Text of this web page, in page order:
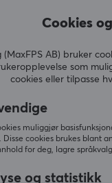
Cookies
(MaxFPS AB) bruker
som
cookies eller tilpasse
muliggjør
Disse cookies brukes blant
for deg, lagre
og statistikk